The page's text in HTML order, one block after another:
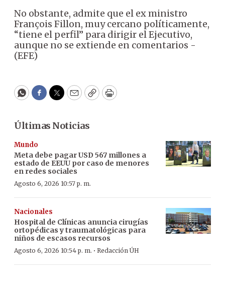
No obstante, admite que el ex ministro
François Fillon, muy cercano políticamente,
“tiene el perfil” para dirigir el Ejecutivo,
aunque no se extiende en comentarios -
(EFE)
WhatsApp
Facebook
Twitter
EmailCopyPrint
Últimas Noticias
Mundo
Meta debe pagar USD 567 millones a
estado de EEUU por caso de menores
en redes sociales
Agosto 6, 2026 10:57 p. m.
Nacionales
Hospital de Clínicas anuncia cirugías
ortopédicas y traumatológicas para
niños de escasos recursos
Agosto 6, 2026 10:54 p. m. · Redacción ÚH